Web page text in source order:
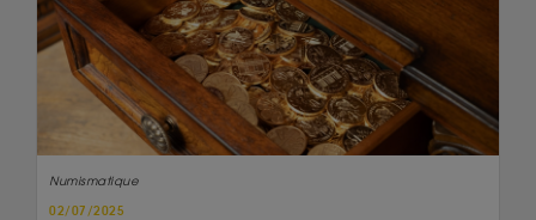
Numismatique
02/07/2025